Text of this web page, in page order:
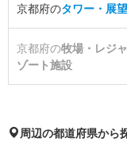
京都府のタワー・展
京都府の牧場・レジ
ゾート施設
周辺の都道府県から